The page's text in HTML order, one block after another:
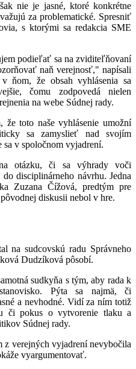
nie je jasné, ktoré konkrétne
za problematické. Spresniť
s ktorými sa redakcia SME
podieľať sa na zviditeľňovaní
naň verejnosť," napísali
ňom, že obsah vyhlásenia sa
čomu zodpovedá nielen
na webe Súdnej rady.
že toto naše vyhlásenie umožní
sa zamyslieť nad svojím
sa v spoločnom vyjadrení.
otázku, či sa výhrady voči
disciplinárneho návrhu. Jedna
Zuzana Čížová, predtým pre
diskusii nebol v hre.
na sudcovskú radu Správneho
Dudzíková pôsobí.
sudkyňa s tým, aby rada k
Pýta sa najmä, či
a nevhodné. Vidí za ním totiž
či pokus o vytvorenie tlaku a
Súdnej rady.
z verejných vyjadrení nevybočila
vyargumentovať.